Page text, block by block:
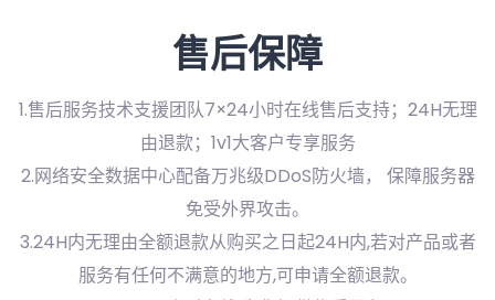
售后保障
1.售后服务技术支援团队7×24小时在线售后支持；24H无理
由退款；1v1大客户专享服务
2.网络安全数据中心配备万兆级DDoS防火墙， 保障服务器
免受外界攻击。
3.24H内无理由全额退款从购买之日起24H内,若对产品或者
服务有任何不满意的地方,可申请全额退款。